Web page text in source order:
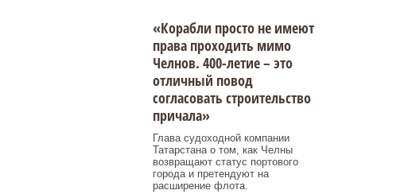
«Корабли просто не имеют
права проходить мимо
Челнов. 400-летие – это
отличный повод
согласовать строительство
причала»
Глава судоходной компании
Татарстана о том, как Челны
возвращают статус портового
города и претендуют на
расширение флота.